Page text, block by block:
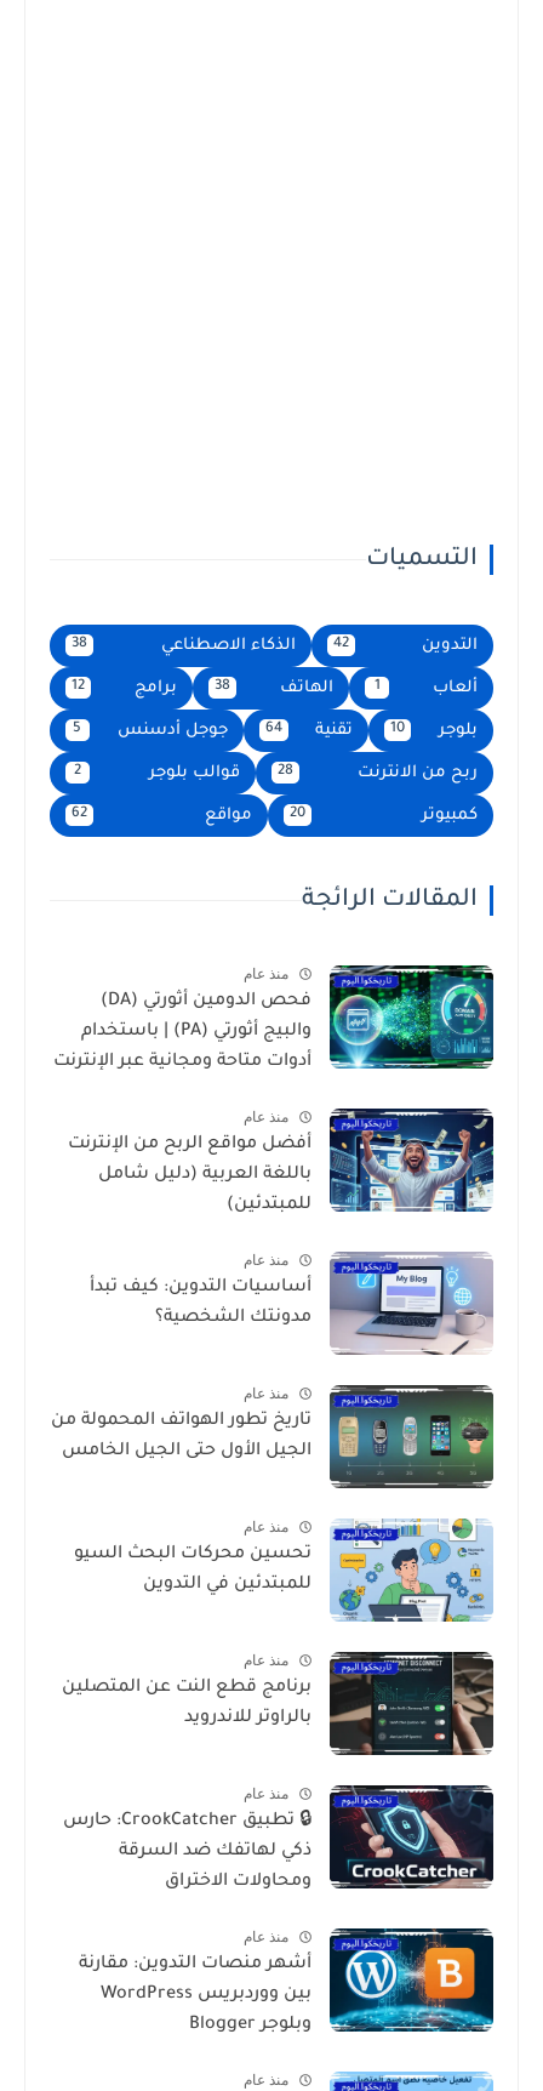
التسميات
التدوين 42 الذكاء الاصطناعي 38
ألعاب 1 الهاتف 38 برامج 12
بلوجر 10 تقنية 64 جوجل أدسنس 5
ربح من الانترنت 28 قوالب بلوجر 2
كمبيوتر 20 مواقع 62
المقالات الرائجة
منذ عام
فحص الدومين أثورتي (DA)
والبيج أثورتي (PA) | باستخدام
أدوات متاحة ومجانية عبر الإنترنت
منذ عام
أفضل مواقع الربح من الإنترنت
باللغة العربية (دليل شامل
للمبتدئين)
منذ عام
أساسيات التدوين: كيف تبدأ
مدونتك الشخصية؟
منذ عام
تاريخ تطور الهواتف المحمولة من
الجيل الأول حتى الجيل الخامس
منذ عام
تحسين محركات البحث السيو
للمبتدئين في التدوين
منذ عام
برنامج قطع النت عن المتصلين
بالراوتر للاندرويد
منذ عام
🔒 تطبيق CrookCatcher: حارس
ذكي لهاتفك ضد السرقة
ومحاولات الاختراق
منذ عام
أشهر منصات التدوين: مقارنة
بين ووردبريس WordPress
وبلوجر Blogger
منذ عام